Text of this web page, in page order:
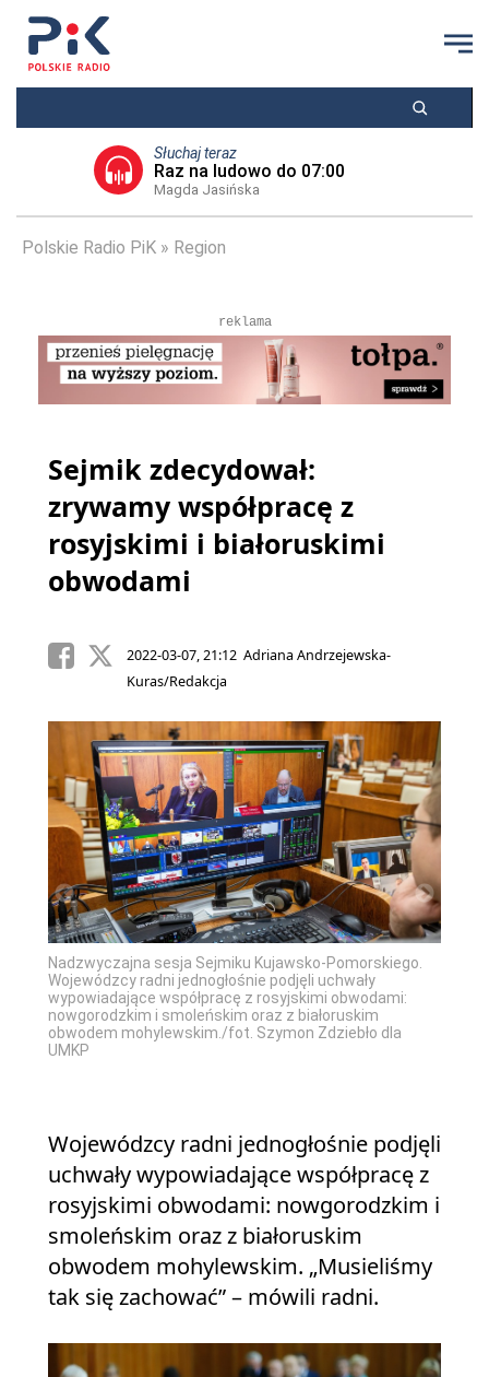
Słuchaj teraz
Raz na ludowo do 07:00
Magda Jasińska
Polskie Radio PiK Region
reklama
Sejmik zdecydował:
zrywamy współpracę z
rosyjskimi i białoruskimi
obwodami
2022-03-07, 21:12 Adriana Andrzejewska-
Kuras/Redakcja
Nadzwyczajna sesja Sejmiku Kujawsko-Pomorskiego.
Wojewódzcy radni jednogłośnie podjęli uchwały
wypowiadające współpracę z rosyjskimi obwodami:
nowgorodzkim i smoleńskim oraz z białoruskim
obwodem mohylewskim./fot. Szymon Zdziebło dla
UMKP
Wojewódzcy radni jednogłośnie podjęli
uchwały wypowiadające współpracę z
rosyjskimi obwodami: nowgorodzkim i
smoleńskim oraz z białoruskim
obwodem mohylewskim. „Musieliśmy
tak się zachować” – mówili radni.